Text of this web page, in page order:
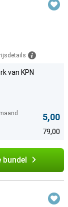
van KPN
5,00
79,00
bundel